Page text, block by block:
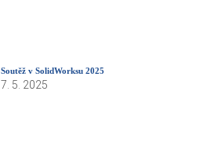
Soutěž v SolidWorksu 2025
7. 5. 2025